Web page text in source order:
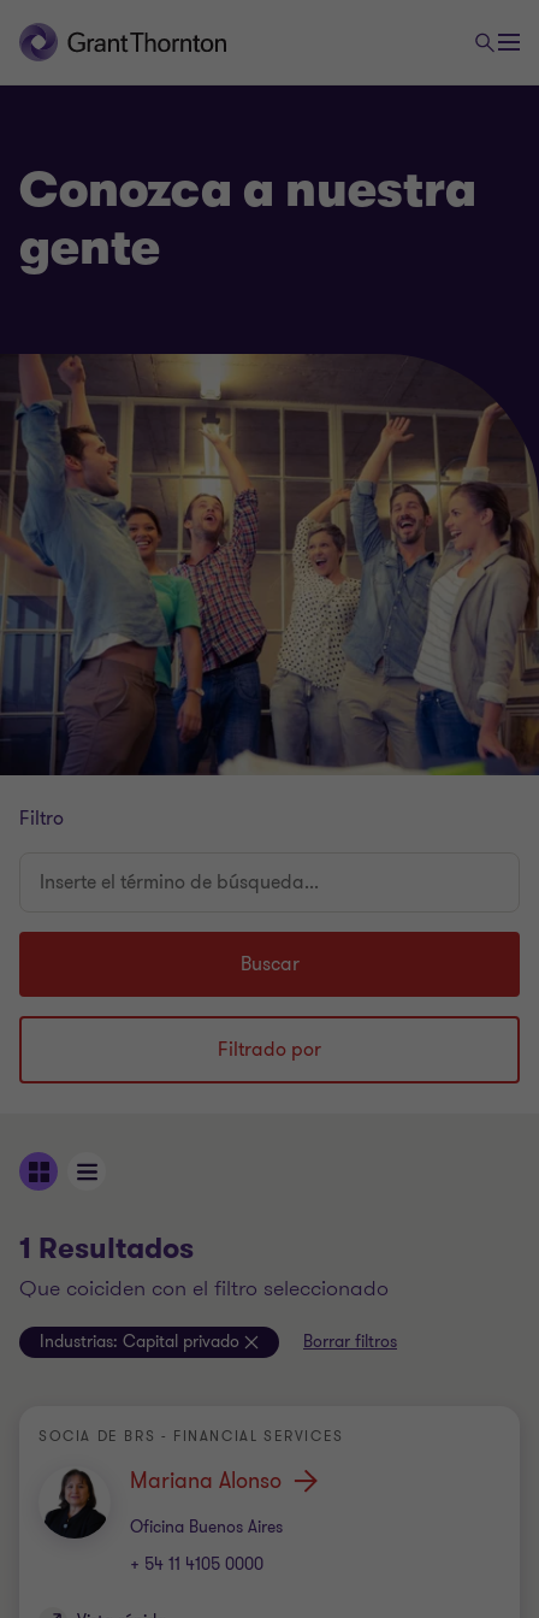
Conozca a nuestra
gente
Filtro
Filtrado por
Buscar
1 Resultados
que coiciden con el filtro seleccionado
Industrias: Capital privado Borrar filtros
SOCIA DE BRS - FINANCIAL SERVICES
Mariana Alonso
Oficina Buenos Aires
Oficina
+ 54 11 4105 0000